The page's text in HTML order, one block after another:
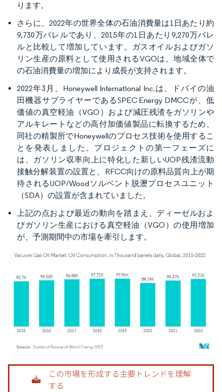
ります。
さらに、2022年の世界全体の石油消費量は1日あたり約
9,730万バレルであり、2015年の1日あたり9,270万バレ
ルと比較して増加しています。ガスオイルおよびガソ
リン生産の原料として使用されるVGOは、地域全体で
の石油消費量の増加により成長が支持されます。
2022年3月、Honeywell International Inc.は、ドバイの油
田機器サプライヤーであるSPEC Energy DMCCが、低
価値の真空軽油（VGO）および減圧残渣をガソリンや
アルキレートなどの高付加価値製品に転換するため、
同社の精製所でHoneywellのプロセス技術を使用するこ
とを発表しました。プロジェクトの第一フェーズに
は、ガソリン収率向上に特化した新しいUOP残渣流動
接触分解装置の設置と、RFCC向けの原料品質向上が期
待されるUOP/Woodソルベント脱瀝プロセスユニット
（SDA）の設置が含まれていました。
上記の点および最近の動向を踏まえ、ディーゼルおよ
びガソリン生産における真空軽油（VGO）の使用増加
が、予測期間中の市場を牽引します。
画像 © Mordor Intelligence。再利用にはCC BY 4.0の表示が必要です。